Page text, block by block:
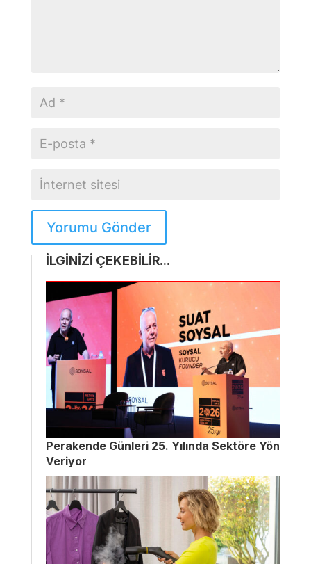
Yorumu Gönder
İLGİNİZİ ÇEKEBİLİR...
Perakende Günleri 25. Yılında Sektöre Yön
Veriyor